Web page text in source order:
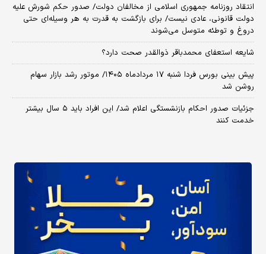
انتقاد روزنامه جمهوری اسلامی از مخالفان دولت/ صدور حکم شورش علیه
دولت قانونی، عادی نیست/ برای بازگشت به قدرت به هر وسیله‌ای حتی
دروغ و توطئه متوسل می‌شوند
شایعه استعفای محمدباقر ذوالقدر صحت دارد؟
پیش بینی بورس فردا شنبه ۱۷ مردادماه ۱۴۰۵/ موتور رشد بازار سهام
روشن شد
جزئیات صدور احکام بازنشستگی اعلام شد/ این افراد باید ۵ سال بیشتر
خدمت کنند